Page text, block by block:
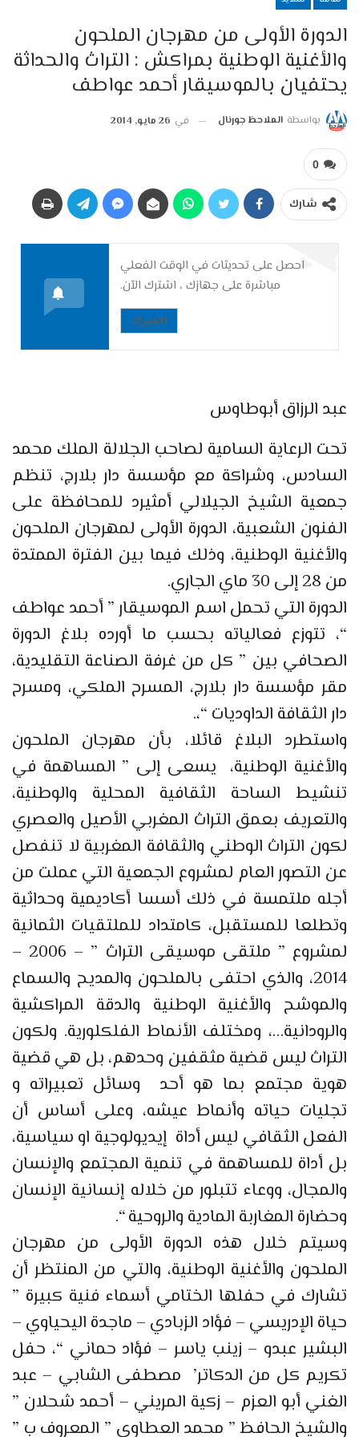
الدورة الأولى من مهرجان الملحون
والأغنية الوطنية بمراكش : التراث والحداثة
يحتفيان بالموسيقار أحمد عواطف
بواسطة الملاحظ جورنال في 26 مايو, 2014
0
شارك
احصل على تحديثات في الوقت الفعلي
مباشرة على جهازك ، اشترك الآن.
الاشتراك
عبد الرزاق أبوطاوس
تحت الرعاية السامية لصاحب الجلالة الملك محمد
السادس، وشراكة مع مؤسسة دار بلارج، تنظم
جمعية الشيخ الجيلالي أمثيرد للمحافظة على
الفنون الشعبية، الدورة الأولى لمهرجان الملحون
والأغنية الوطنية، وذلك فيما بين الفترة الممتدة
من 28 إلى 30 ماي الجاري.
الدورة التي تحمل اسم الموسيقار ” أحمد عواطف
“، تتوزع فعالياته بحسب ما أورده بلاغ الدورة
الصحافي بين ” كل من غرفة الصناعة التقليدية،
مقر مؤسسة دار بلارج، المسرح الملكي، ومسرح
دار الثقافة الداوديات “،.
واستطرد البلاغ قائلا، بأن مهرجان الملحون
والأغنية الوطنية، يسعى إلى ” المساهمة في
تنشيط الساحة الثقافية المحلية والوطنية،
والتعريف بعمق التراث المغربي الأصيل والعصري
لكون التراث الوطني والثقافة المغربية لا تنفصل
عن التصور العام لمشروع الجمعية التي عملت من
أجله ملتمسة في ذلك أسسا أكاديمية وحداثية
وتطلعا للمستقبل، كامتداد للملتقيات الثمانية
لمشروع ” ملتقى موسيقى التراث ” – 2006 –
2014، والذي احتفى بالملحون والمديح والسماع
والموشح والأغنية الوطنية والدقة المراكشية
والرودانية…، ومختلف الأنماط الفلكلورية. ولكون
التراث ليس قضية مثقفين وحدهم، بل هي قضية
هوية مجتمع بما هو أحد وسائل تعبيراته و
تجليات حياته وأنماط عيشه، وعلى أساس أن
الفعل الثقافي ليس أداة إيديولوجية او سياسية،
بل أداة للمساهمة في تنمية المجتمع والإنسان
والمجال، ووعاء تتبلور من خلاله إنسانية الإنسان
وحضارة المغاربة المادية والروحية “.
وسيتم خلال هذه الدورة الأولى من مهرجان
الملحون والأغنية الوطنية، والتي من المنتظر أن
تشارك في حفلها الختامي أسماء فنية كبيرة ”
حياة الإدريسي – فؤاد الزبادي – ماجدة اليحياوي –
البشير عبدو – زينب ياسر – فؤاد حماني “، حفل
تكريم كل من الدكاتر’ مصطفى الشابي – عبد
الغني أبو العزم – زكية المريني – أحمد شحلان ”
والشيخ الحافظ ” محمد العطاوي ” المعروف ب ”